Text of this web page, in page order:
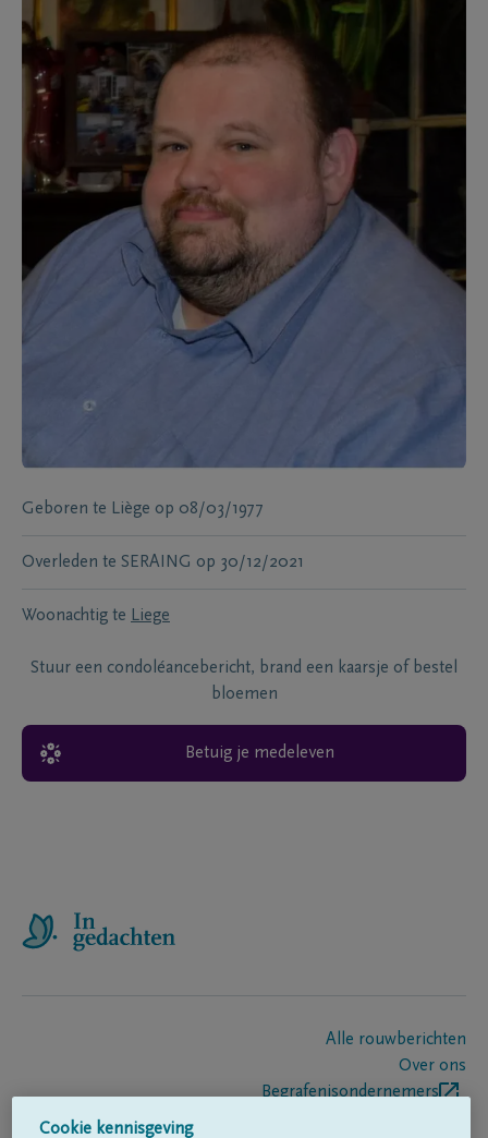
Geboren te Liège op 08/03/1977
Overleden te SERAING op 30/12/2021
Woonachtig te Liege
Stuur een condoléancebericht, brand een kaarsje of bestel
bloemen
Betuig je medeleven
Alle rouwberichten
Over ons
Begrafenisondernemers
Cookie kennisgeving